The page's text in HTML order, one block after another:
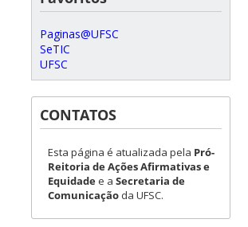
Paginas@UFSC
SeTIC
UFSC
CONTATOS
Esta página é atualizada pela Pró-
Reitoria de Ações Afirmativas e
Equidadee a Secretaria de
Comunicaçãoda UFSC.